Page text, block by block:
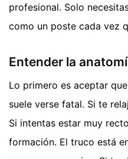
profesional. Solo
como un poste cada vez
Entender la
Lo primero es aceptar
suele verse fatal. Si te
Si intentas estar muy
formación. El truco está